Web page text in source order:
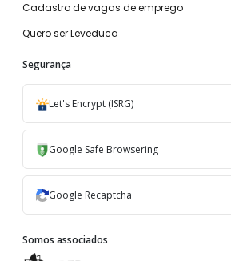
Cadastro de vagas de emprego
Quero ser Leveduca
Segurança
Let's Encrypt (ISRG)
Google Safe Browsering
Google Recaptcha
Somos associados